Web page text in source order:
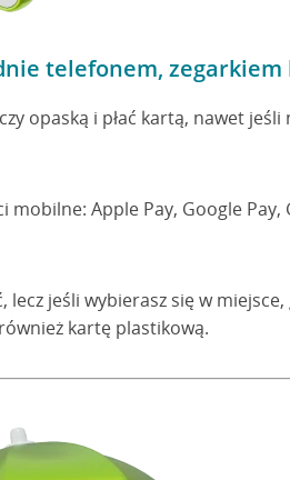
telefonem,
opaską i płać kartą, nawet jeśli
Apple Pay, Google Pay,
jeśli wybierasz się w
kartę plastikową.